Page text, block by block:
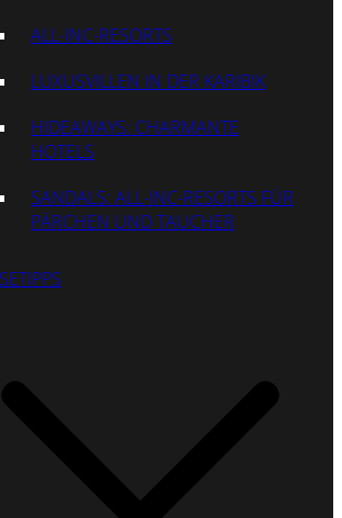
ALL-INC-RESORTS
LUXUSVILLEN IN DER KARIBIK
HIDEAWAYS: CHARMANTE
HOTELS
SANDALS: ALL-INC-RESORTS FÜR
PÄRCHEN UND TAUCHER